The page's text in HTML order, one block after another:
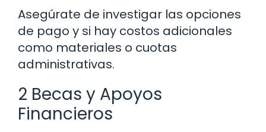
Asegúrate de investigar las opciones
de pago y si hay costos adicionales
como materiales o cuotas
administrativas.
2 Becas y Apoyos
Financieros